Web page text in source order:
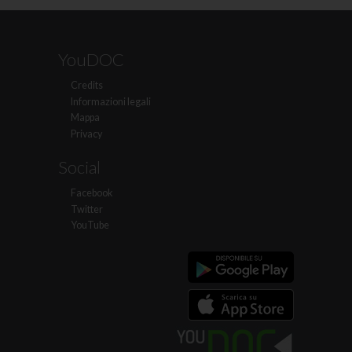
YouDOC
Credits
Informazioni legali
Mappa
Privacy
Social
Facebook
Twitter
YouTube